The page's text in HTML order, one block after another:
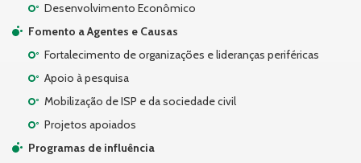
Desenvolvimento Econômico
Fomento a Agentes e Causas
Fortalecimento de organizações e lideranças periféricas
Apoio à pesquisa
Mobilização de ISP e da sociedade civil
Projetos apoiados
Programas de influência